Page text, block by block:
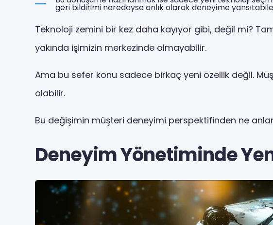
geri bildirimi neredeyse anlık olarak deneyime
Teknoloji zemini bir kez daha kayıyor gibi, değil mi?
yakında işimizin merkezinde olmayabilir.
Ama bu sefer konu sadece birkaç yeni özellik değil.
olabilir.
Bu değişimin müşteri deneyimi perspektifinden ne
Deneyim Yönetiminde